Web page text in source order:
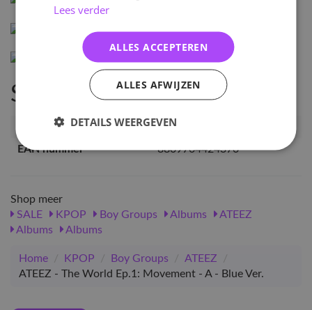
Specificaties
Artikelnummer
31919
EAN nummer
8809704424370
Shop meer
SALE
KPOP Boy Groups Albums
ATEEZ
Albums
Albums
Home / KPOP / Boy Groups / ATEEZ
/
ATEEZ - The World Ep.1: Movement - A - Blue Ver.
Lees verder
ALLES ACCEPTEREN
ALLES AFWIJZEN
DETAILS WEERGEVEN